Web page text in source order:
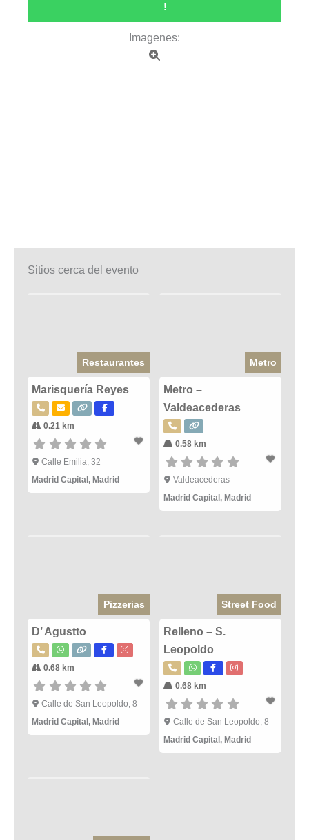
!
Imagenes:
Sitios cerca del evento
Restaurantes
Marisquería Reyes
0.21 km
Calle Emilia, 32
Madrid Capital , Madrid
Metro
Metro –
Valdeacederas
0.58 km
Valdeacederas
Madrid Capital , Madrid
Pizzerias
D’ Agustto
0.68 km
Calle de San Leopoldo, 8
Madrid Capital , Madrid
Street Food
Relleno – S.
Leopoldo
0.68 km
Calle de San Leopoldo, 8
Madrid Capital , Madrid